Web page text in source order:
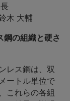
長
鋼の組織と硬さ
レス鋼は、双
ートル単位で
これらの各組